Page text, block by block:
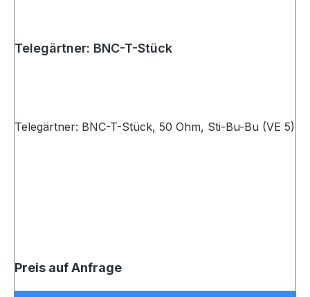
Telegärtner: BNC-T-Stück
Telegärtner: BNC-T-Stück, 50 Ohm, Sti-Bu-Bu (VE 5)
Preis auf Anfrage